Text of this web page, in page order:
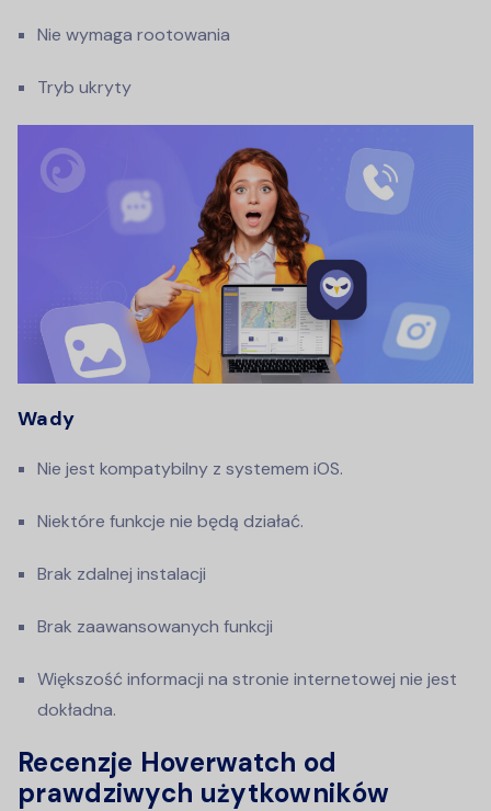
Nie wymaga rootowania
Tryb ukryty
Wady
Nie jest kompatybilny z systemem iOS.
Niektóre funkcje nie będą działać.
Brak zdalnej instalacji
Brak zaawansowanych funkcji
Większość informacji na stronie internetowej nie jest
dokładna.
Recenzje Hoverwatch od
prawdziwych użytkowników